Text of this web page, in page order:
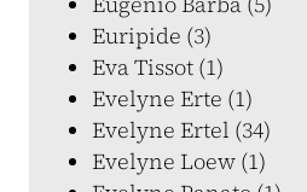
Euripide (3)
Eva Tissot (1)
Evelyne Erte (1)
Evelyne Ertel (34)
Evelyne Loew (1)